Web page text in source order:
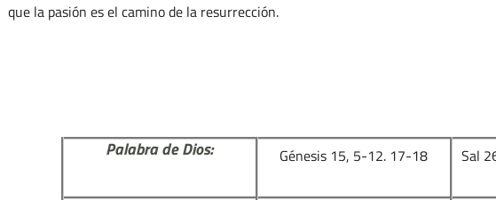
que la pasión es el camino de la resurrección.
Palabra de Dios: Génesis 15, 5-12. 17-18
Sal